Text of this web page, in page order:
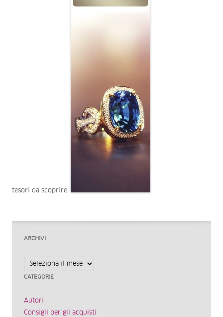
tesori da scoprire.
ARCHIVI
Archivi
CATEGORIE
Autori
Consigli per gli acquisti